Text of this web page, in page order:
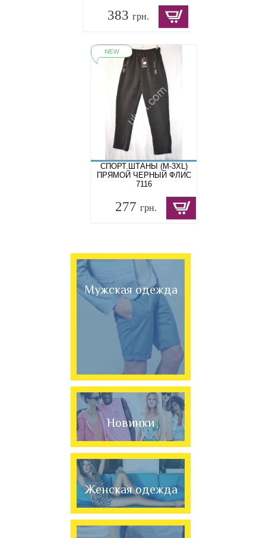
383 грн.
СПОРТ.ШТАНЫ (M-3XL)
ПРЯМОЙ ЧЕРНЫЙ ФЛИС
7116
277 грн.
Мужская одежда
Новинки
Женская одежда